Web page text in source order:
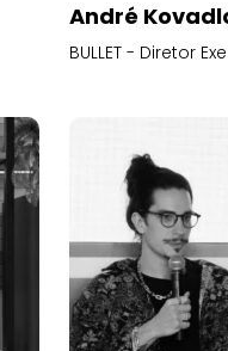
André
BULLET - Diretor